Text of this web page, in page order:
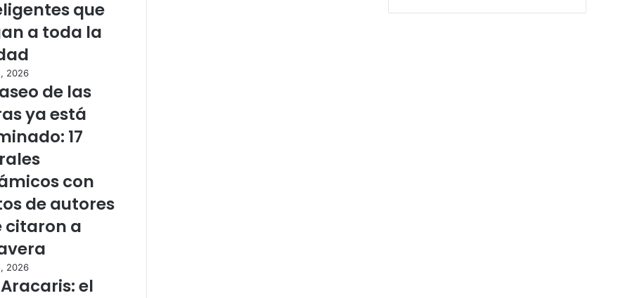
que
a toda la
2026
de las
ya está
17
con
de autores
citaron a
2026
Aracaris: el